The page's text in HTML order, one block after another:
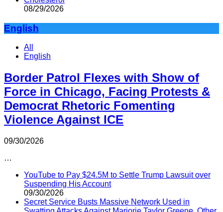
08/29/2026
English
All
English
Border Patrol Flexes with Show of
Force in Chicago, Facing Protests &
Democrat Rhetoric Fomenting
Violence Against ICE
09/30/2026
…
YouTube to Pay $24.5M to Settle Trump Lawsuit over
Suspending His Account
09/30/2026
Secret Service Busts Massive Network Used in